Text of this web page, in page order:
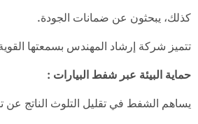
كذلك، يبحثون عن ضمانات الجودة.
تتميز شركة إرشاد المهندس بسمعتها
حماية البيئة عبر شفط البيارات :
يساهم الشفط في تقليل التلوث الناتج عن